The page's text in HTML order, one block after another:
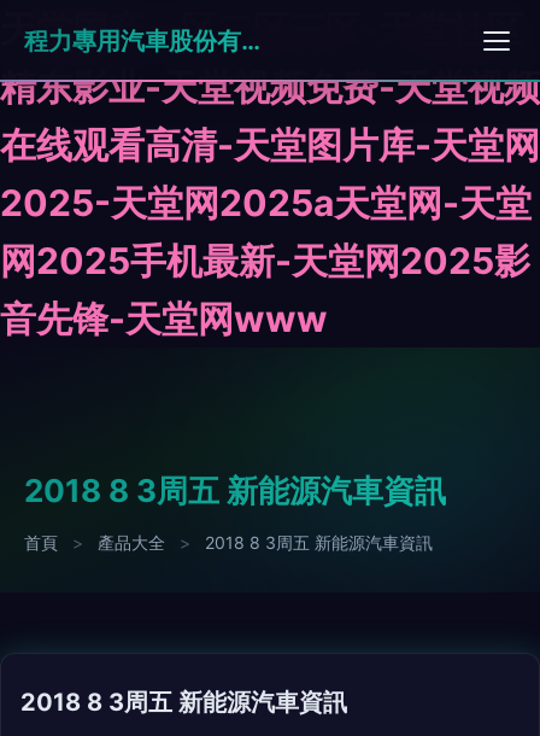
天堂国产一区二区三区-天堂社区
精东影业-天堂视频免费-天堂视频
在线观看高清-天堂图片库-天堂网
2025-天堂网2025a天堂网-天堂
网2025手机最新-天堂网2025影
音先锋-天堂网www
程力專用汽車股份有限公司
2018 8 3周五 新能源汽車資訊
首頁 > 產品大全 > 2018 8 3周五 新能源汽車資訊
2018 8 3周五 新能源汽車資訊